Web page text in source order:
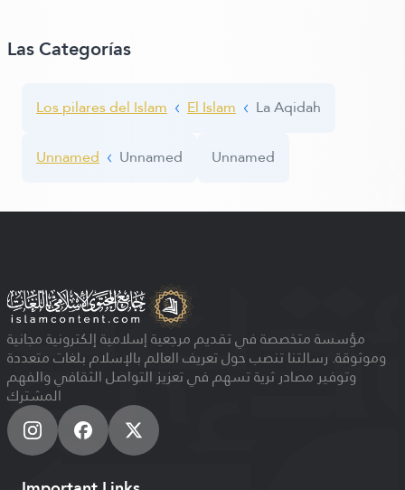
Las Categorías
Los pilares del Islam El Islam
La Aqidah
Unnamed
Unnamed Unnamed
مؤسسة متخصصة في تقديم مرجعية إسلامية إلكترونية مجانية
وموثوقة. رسالتنا تنصب حول تعريف العالم بالإسلام بلغات متعددة
وتوفير مصادر ثرية تسهم في تعزيز التواصل الثقافي والفهم
المشترك